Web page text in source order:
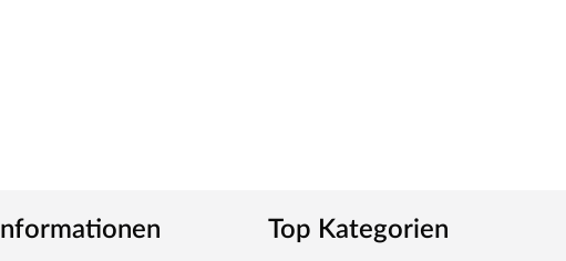
Informationen Top Kategorien